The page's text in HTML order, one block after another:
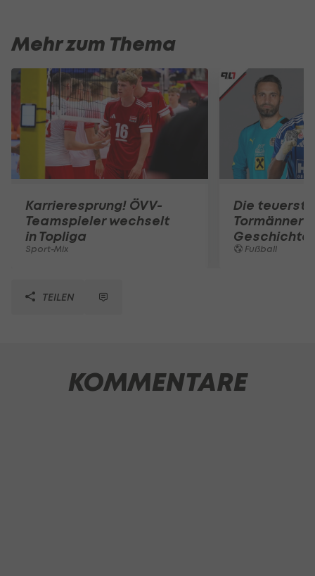
Mehr zum Thema
Karrieresprung! ÖVV-
Teamspieler wechselt
in Topliga
Sport-Mix
Die
Tormänner
Geschichte
Fußball
TEILEN
KOMMENTARE